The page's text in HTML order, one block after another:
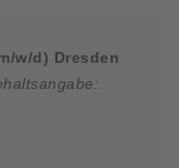
w/d) Dresden